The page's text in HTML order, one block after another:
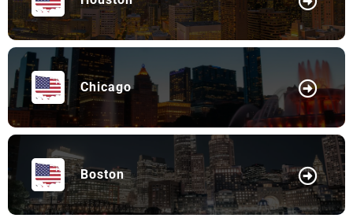
Chicago
Boston